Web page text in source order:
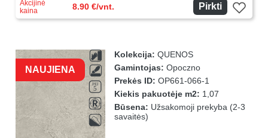
Akcijinė
kaina
8.90 €/vnt. Pirkti
NAUJIENA
Kolekcija: QUENOS
Gamintojas: Opoczno
Prekės ID: OP661-066-1
Kiekis pakuotėje m2: 1,07
Būsena: Užsakomoji prekyba (2-3
savaitės)